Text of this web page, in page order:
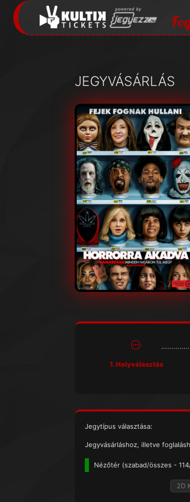
JEGYVÁSÁRLÁS
1. Helyválasztás
Jegytípus választása:
Jegyvásárláshoz, illetve
Nézőtér (szabad/összes -
2D